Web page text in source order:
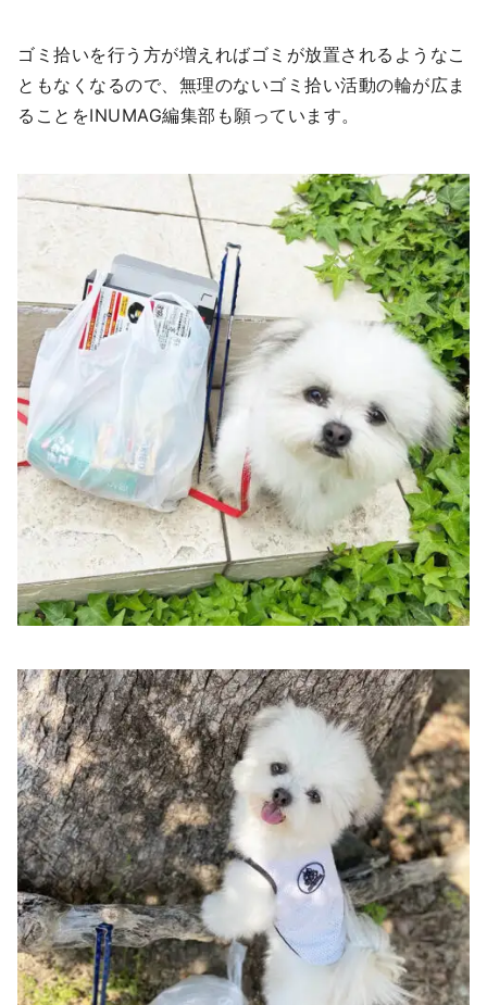
ゴミ拾いを行う方が増えればゴミが放置されるようなこ
ともなくなるので、無理のないゴミ拾い活動の輪が広ま
ることをINUMAG編集部も願っています。